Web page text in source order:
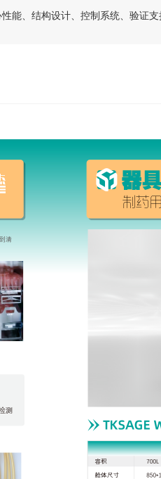
能、结构设计、控制系统、验证